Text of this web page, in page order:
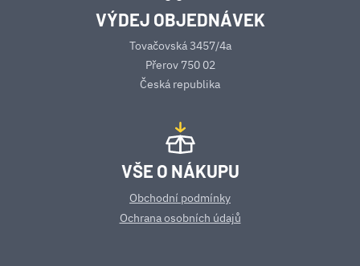
VÝDEJ OBJEDNÁVEK
Tovačovská 3457/4a
Přerov 750 02
Česká republika
VŠE O NÁKUPU
Obchodní podmínky
Ochrana osobních údajů